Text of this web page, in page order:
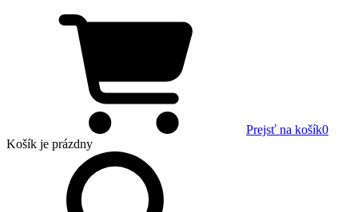
Prejsť na košík0
Košík je prázdny